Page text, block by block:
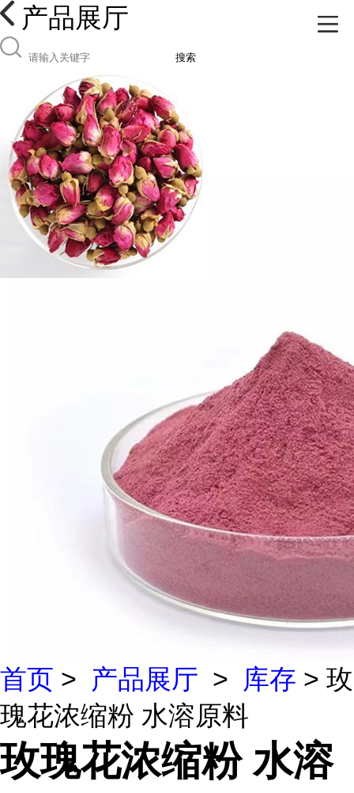
产品展厅
搜索
首页 > 产品展厅 > 库存 > 玫
瑰花浓缩粉 水溶原料
玫瑰花浓缩粉 水溶